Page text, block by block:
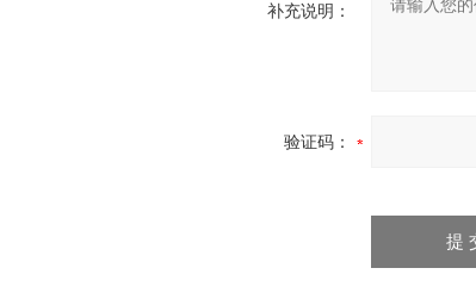
补充说明：
验证码：